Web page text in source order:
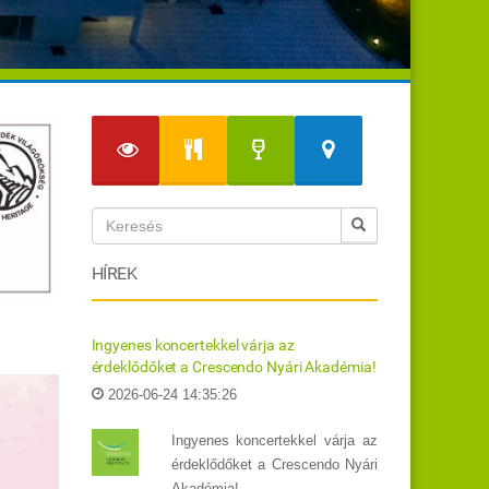
HÍREK
Ingyenes koncertekkel várja az
érdeklődőket a Crescendo Nyári Akadémia!
2026-06-24 14:35:26
Ingyenes koncertekkel várja az
érdeklődőket a Crescendo Nyári